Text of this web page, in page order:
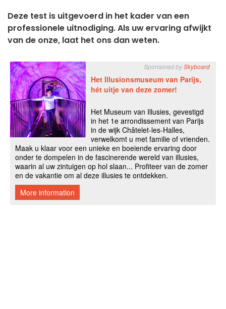
Deze test is uitgevoerd in het kader van een
professionele uitnodiging. Als uw ervaring afwijkt
van de onze, laat het ons dan weten.